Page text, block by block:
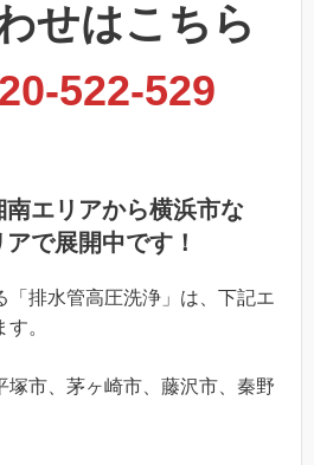
せはこちら
522-529
エリアから横浜市な
で展開中です！
「排水管高圧洗浄」は、下記エ
。
塚市、茅ヶ崎市、藤沢市、秦野